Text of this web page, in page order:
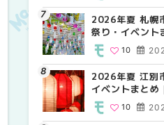
2026年夏 札幌
祭り・イベント
MouLa10
2026年夏 江別
イベントまと
HOKKAIDO
10